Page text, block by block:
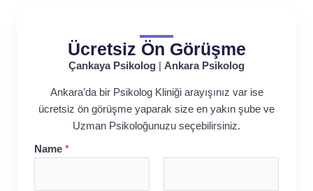
Ücretsiz Ön Görüşme
Çankaya Psikolog Ankara Psikolog
Ankara’da bir Psikolog Kliniği arayışınız var ise
ücretsiz ön görüşme yaparak size en yakın şube ve
Uzman Psikoloğunuzu seçebilirsiniz.
Name *